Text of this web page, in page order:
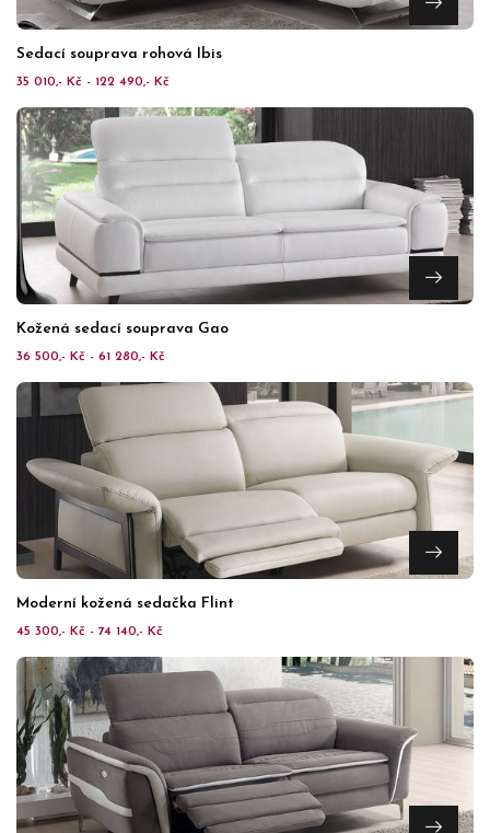
Sedací souprava rohová Ibis
35 010,- Kč - 122 490,- Kč
Kožená sedací souprava Gao
36 500,- Kč - 61 280,- Kč
Moderní kožená sedačka Flint
45 300,- Kč - 74 140,- Kč